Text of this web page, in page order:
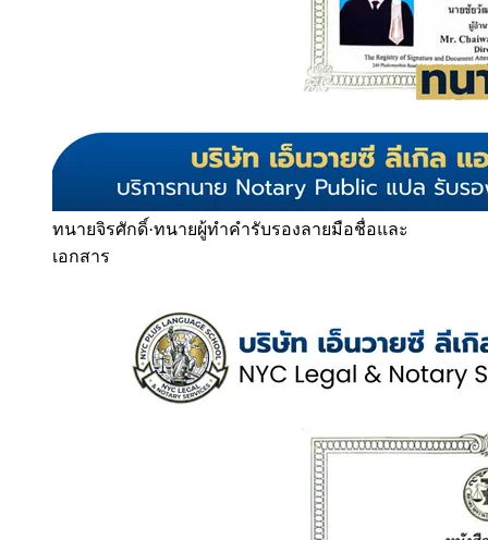
ทนายจิรศักดิ์·ทนายผู้ทำคำรับรองลายมือชื่อและ
เอกสาร